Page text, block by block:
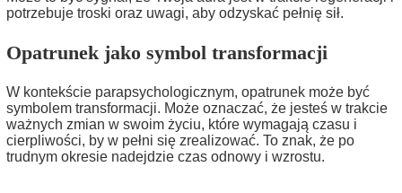
potrzebuje troski oraz uwagi, aby odzyskać pełnię sił.
Opatrunek jako symbol transformacji
W kontekście parapsychologicznym, opatrunek może być
symbolem transformacji. Może oznaczać, że jesteś w trakcie
ważnych zmian w swoim życiu, które wymagają czasu i
cierpliwości, by w pełni się zrealizować. To znak, że po
trudnym okresie nadejdzie czas odnowy i wzrostu.